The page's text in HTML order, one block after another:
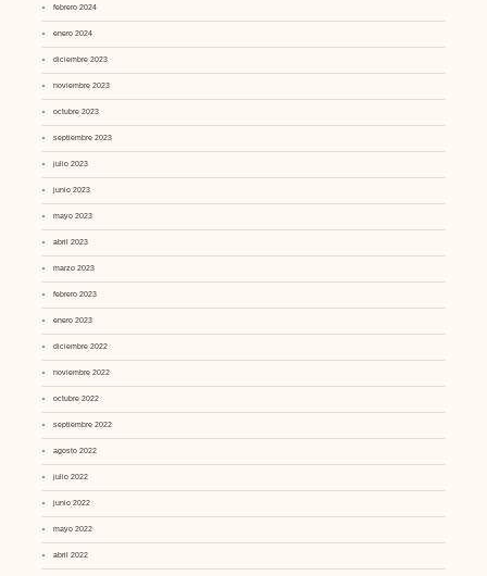
febrero 2024
enero 2024
diciembre 2023
noviembre 2023
octubre 2023
septiembre 2023
julio 2023
junio 2023
mayo 2023
abril 2023
marzo 2023
febrero 2023
enero 2023
diciembre 2022
noviembre 2022
octubre 2022
septiembre 2022
agosto 2022
julio 2022
junio 2022
mayo 2022
abril 2022